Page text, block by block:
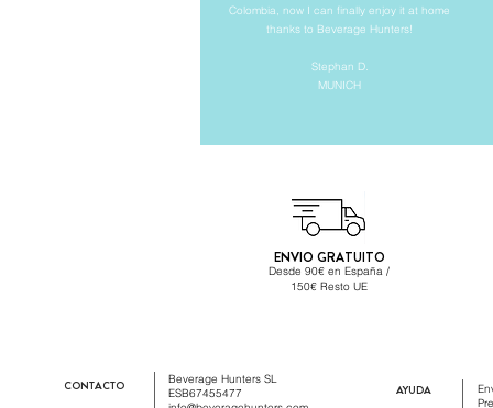
Colombia, now I can finally enjoy it at home
thanks to Beverage Hunters!
Stephan D.
MUNICH
ENVIO GRATUITO
Desde 90€ en España /
150€ Resto UE
CONTACTO
Beverage Hunters SL
ESB67455477
AYUDA